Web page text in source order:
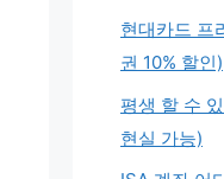
현대카드 프
권 10% 할인)
평생 할 수
현실 가능)